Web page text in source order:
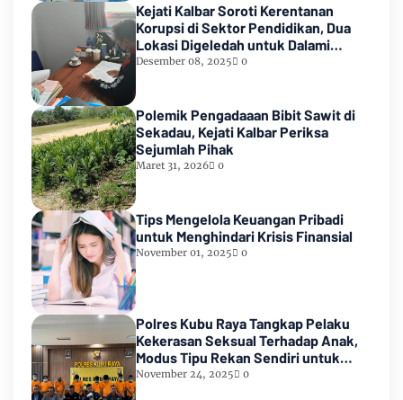
Kejati Kalbar Soroti Kerentanan
Korupsi di Sektor Pendidikan, Dua
Lokasi Digeledah untuk Dalami
Dugaan Penyimpangan di Ketapang
Desember 08, 2025 0
Polemik Pengadaaan Bibit Sawit di
Sekadau, Kejati Kalbar Periksa
Sejumlah Pihak
Maret 31, 2026 0
Tips Mengelola Keuangan Pribadi
untuk Menghindari Krisis Finansial
November 01, 2025 0
Polres Kubu Raya Tangkap Pelaku
Kekerasan Seksual Terhadap Anak,
Modus Tipu Rekan Sendiri untuk
Kelabui Korban
November 24, 2025 0